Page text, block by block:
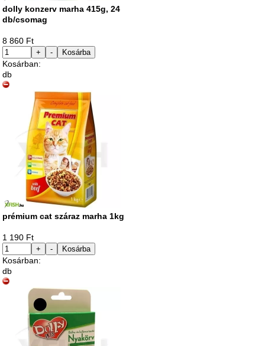
dolly konzerv marha 415g, 24
db/csomag
8 860 Ft
+ - Kosárba
Kosárban:
db
prémium cat száraz marha 1kg
1 190 Ft
+ - Kosárba
Kosárban:
db